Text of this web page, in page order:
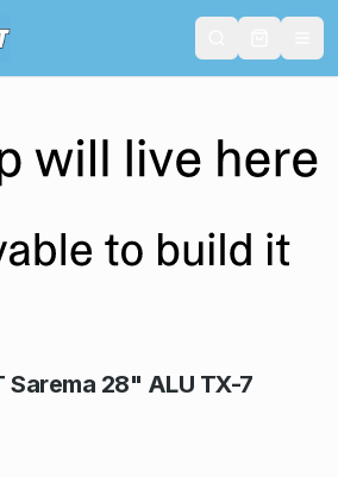
Sarema 28" ALU TX-7